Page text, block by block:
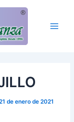
de enero de 2021